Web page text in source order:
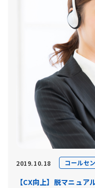
2019.10.18 コールセ
【CX向上】脱マニュ